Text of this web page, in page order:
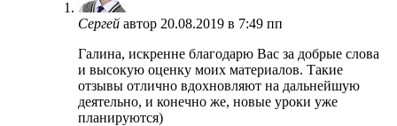
Сергей автор 20.08.2019 в 7:49 пп
Галина, искренне благодарю Вас за добрые слова
и высокую оценку моих материалов. Такие
отзывы отлично вдохновляют на дальнейшую
деятельно, и конечно же, новые уроки уже
планируются)